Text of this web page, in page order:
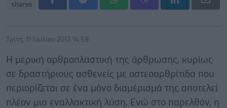
shares
Τρίτη, 11 Ιουλίου 2017, 14:58
Η μερική αρθροπλαστική της άρθρωσης, κυρίως
σε δραστήριους ασθενείς με οστεοαρθρίτιδα που
περιορίζεται σε ένα μόνο διαμέρισμά της αποτελεί
πλέον μια εναλλακτική λύση. Ενώ στο παρελθόν, η